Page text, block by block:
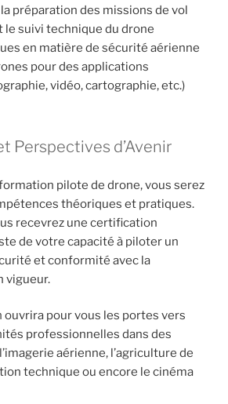
préparation des missions de vol
le suivi technique du drone
en matière de sécurité aérienne
pour des applications
vidéo, cartographie, etc.)
Perspectives d’Avenir
pilote de drone, vous serez
théoriques et pratiques.
recevrez une certification
de votre capacité à piloter un
et conformité avec la
vigueur.
pour vous les portes vers
professionnelles dans des
aérienne, l’agriculture de
technique ou encore le cinéma